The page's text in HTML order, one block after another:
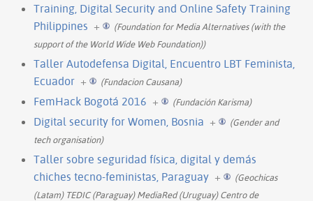
Training, Digital Security and Online Safety Training
Philippines +
(Foundation for Media Alternatives (with the
support of the World Wide Web Foundation))
Taller Autodefensa Digital, Encuentro LBT Feminista,
Ecuador + (Fundacion Causana)
FemHack Bogotá 2016 + (Fundación Karisma)
Digital security for Women, Bosnia +
(Gender and
tech organisation)
Taller sobre seguridad física, digital y demás
chiches tecno-feministas, Paraguay +
(Geochicas
(Latam) TEDIC (Paraguay) MediaRed (Uruguay) Centro de